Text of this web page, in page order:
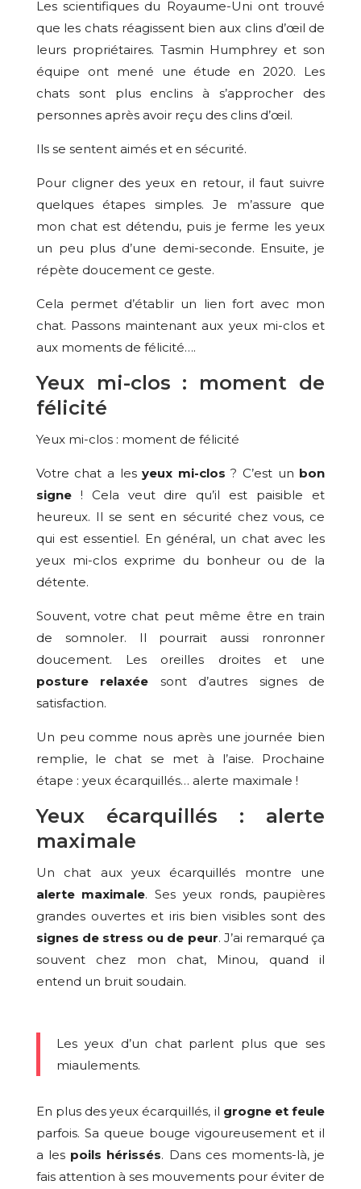
Les scientifiques du Royaume-Uni ont trouvé
que les chats réagissent bien aux clins d’œil de
leurs propriétaires. Tasmin Humphrey et son
équipe ont mené une étude en 2020. Les
chats sont plus enclins à s’approcher des
personnes après avoir reçu des clins d’œil.
Ils se sentent aimés et en sécurité.
Pour cligner des yeux en retour, il faut suivre
quelques étapes simples. Je m’assure que
mon chat est détendu, puis je ferme les yeux
un peu plus d’une demi-seconde. Ensuite, je
répète doucement ce geste.
Cela permet d’établir un lien fort avec mon
chat. Passons maintenant aux yeux mi-clos et
aux moments de félicité….
Yeux mi-clos : moment de
félicité
Yeux mi-clos : moment de félicité
Votre chat a lesyeux mi-clos ? C’est un bon
signe! Cela veut dire qu’il est paisible et
heureux. Il se sent en sécurité chez vous, ce
qui est essentiel. En général, un chat avec les
yeux mi-clos exprime du bonheur ou de la
détente.
Souvent, votre chat peut même être en train
de somnoler. Il pourrait aussi ronronner
doucement. Les oreilles droites et une
posture relaxée sont d’autres signes de
satisfaction.
Un peu comme nous après une journée bien
remplie, le chat se met à l’aise. Prochaine
étape : yeux écarquillés… alerte maximale !
Yeux écarquillés : alerte
maximale
Un chat aux yeux écarquillés montre une
alerte maximale. Ses yeux ronds, paupières
grandes ouvertes et iris bien visibles sont des
signes de stress ou de peur. J’ai remarqué ça
souvent chez mon chat, Minou, quand il
entend un bruit soudain.
Les yeux d’un chat parlent plus que ses
miaulements.
En plus des yeux écarquillés, il grogne et feule
parfois. Sa queue bouge vigoureusement et il
a les poils hérissés. Dans ces moments-là, je
fais attention à ses mouvements pour éviter de